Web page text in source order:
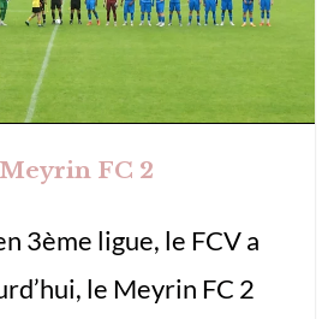
FC 2
3ème ligue, le FCV a
le Meyrin FC 2